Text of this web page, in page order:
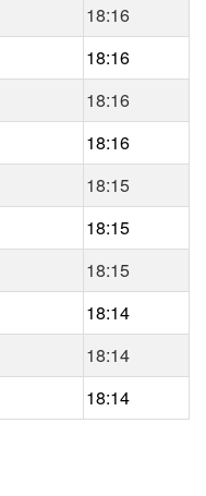
18:16
18:16
18:16
18:16
18:15
18:15
18:15
18:14
18:14
18:14